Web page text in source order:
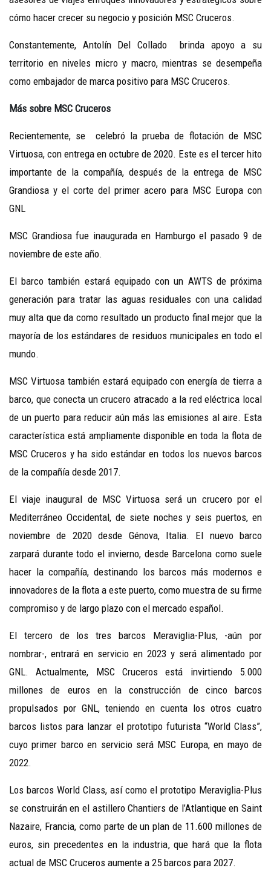
cómo hacer crecer su negocio y posición MSC Cruceros.
Constantemente, Antolín Del Collado brinda apoyo a su
territorio en niveles micro y macro, mientras se desempeña
como embajador de marca positivo para MSC Cruceros.
Más sobre MSC Cruceros
Recientemente, se celebró la prueba de flotación de MSC
Virtuosa, con entrega en octubre de 2020. Este es el tercer hito
importante de la compañía, después de la entrega de MSC
Grandiosa y el corte del primer acero para MSC Europa con
GNL
MSC Grandiosa fue inaugurada en Hamburgo el pasado 9 de
noviembre de este año.
El barco también estará equipado con un AWTS de próxima
generación para tratar las aguas residuales con una calidad
muy alta que da como resultado un producto final mejor que la
mayoría de los estándares de residuos municipales en todo el
mundo.
MSC Virtuosa también estará equipado con energía de tierra a
barco, que conecta un crucero atracado a la red eléctrica local
de un puerto para reducir aún más las emisiones al aire. Esta
característica está ampliamente disponible en toda la flota de
MSC Cruceros y ha sido estándar en todos los nuevos barcos
de la compañía desde 2017.
El viaje inaugural de MSC Virtuosa será un crucero por el
Mediterráneo Occidental, de siete noches y seis puertos, en
noviembre de 2020 desde Génova, Italia. El nuevo barco
zarpará durante todo el invierno, desde Barcelona como suele
hacer la compañía, destinando los barcos más modernos e
innovadores de la flota a este puerto, como muestra de su firme
compromiso y de largo plazo con el mercado español.
El tercero de los tres barcos Meraviglia-Plus, -aún por
nombrar-, entrará en servicio en 2023 y será alimentado por
GNL. Actualmente, MSC Cruceros está invirtiendo 5.000
millones de euros en la construcción de cinco barcos
propulsados por GNL, teniendo en cuenta los otros cuatro
barcos listos para lanzar el prototipo futurista “World Class”,
cuyo primer barco en servicio será MSC Europa, en mayo de
2022.
Los barcos World Class, así como el prototipo Meraviglia-Plus
se construirán en el astillero Chantiers de l’Atlantique en Saint
Nazaire, Francia, como parte de un plan de 11.600 millones de
euros, sin precedentes en la industria, que hará que la flota
actual de MSC Cruceros aumente a 25 barcos para 2027.